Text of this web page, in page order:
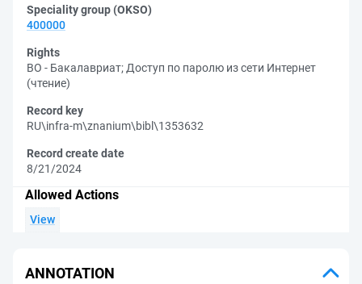
Speciality group (OKSO)
400000
Rights
ВО - Бакалавриат; Доступ по паролю из сети Интернет
(чтение)
Record key
RU\infra-m\znanium\bibl\1353632
Record create date
8/21/2024
Allowed Actions
View
ANNOTATION